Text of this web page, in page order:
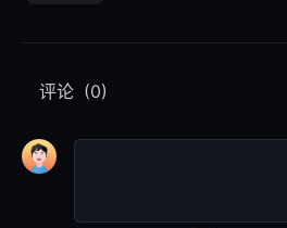
评论 (0)